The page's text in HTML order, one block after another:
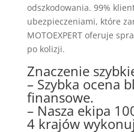
odszkodowania. 99%
ubezpieczeniami, które
MOTOEXPERT oferuje
po kolizji.
Znaczenie
– Szybka ocena
finansowe.
– Nasza ekipa
4 krajów